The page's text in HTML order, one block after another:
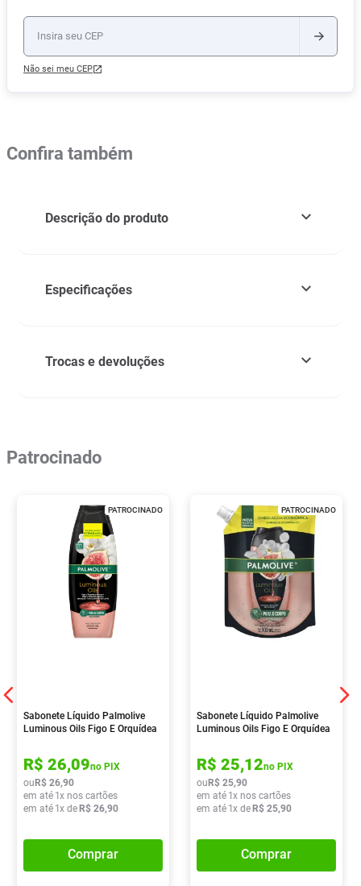
Não sei meu CEP
Confira também
Descrição do produto
Especificações
Trocas e devoluções
Patrocinado
PATROCINADO
Sabonete Líquido Palmolive
Luminous Oils Figo E Orquídea
R$ 26,09no PIX
ouR$ 26,90
em até 1x nos cartões
em até 1x deR$ 26,90
Comprar
PATROCINADO
Sabonete Líquido Palmolive
Luminous Oils Figo E Orquídea
R$ 25,12no PIX
ouR$ 25,90
em até 1x nos cartões
em até 1x deR$ 25,90
Comprar